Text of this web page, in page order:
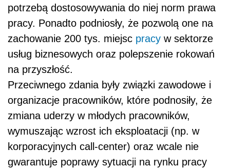
potrzebą dostosowywania do niej norm prawa
pracy. Ponadto podniosły, że pozwolą one na
zachowanie 200 tys. miejsc pracy w sektorze
usług biznesowych oraz polepszenie rokowań
na przyszłość.
Przeciwnego zdania były związki zawodowe i
organizacje pracowników, które podnosiły, że
zmiana uderzy w młodych pracowników,
wymuszając wzrost ich eksploatacji (np. w
korporacyjnych call-center) oraz wcale nie
gwarantuje poprawy sytuacji na rynku pracy